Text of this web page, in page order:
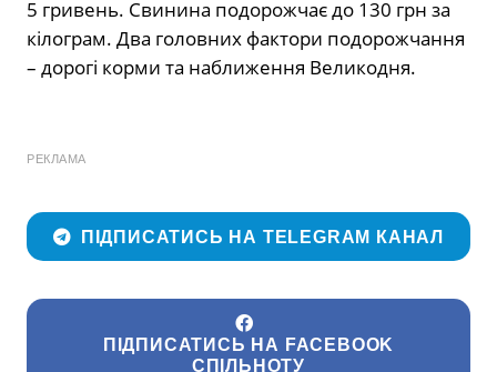
5 гривень. Свинина подорожчає до 130 грн за
кілограм. Два головних фактори подорожчання
– дорогі корми та наближення Великодня.
РЕКЛАМА
ПІДПИСАТИСЬ НА TELEGRAM КАНАЛ
ПІДПИСАТИСЬ НА FACEBOOK
СПІЛЬНОТУ